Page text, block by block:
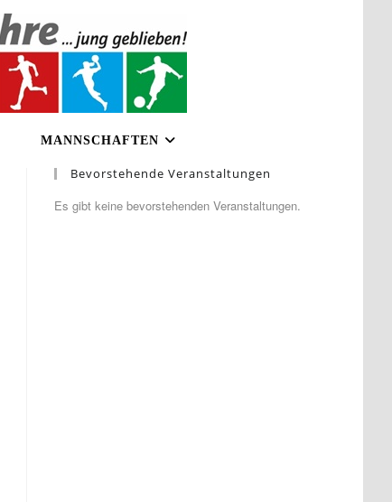
MANNSCHAFTEN
Bevorstehende Veranstaltungen
Es gibt keine bevorstehenden Veranstaltungen.